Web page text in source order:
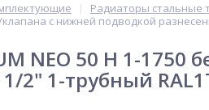
Радиаторы стальные
клапана с нижней подводкой
NEO 50 H 1-1750
2" 1-трубный